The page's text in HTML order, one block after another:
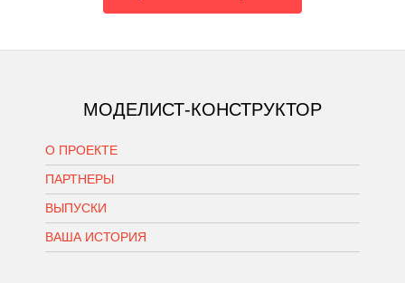
МОДЕЛИСТ-КОНСТРУКТОР
О ПРОЕКТЕ
ПАРТНЕРЫ
ВЫПУСКИ
ВАША ИСТОРИЯ